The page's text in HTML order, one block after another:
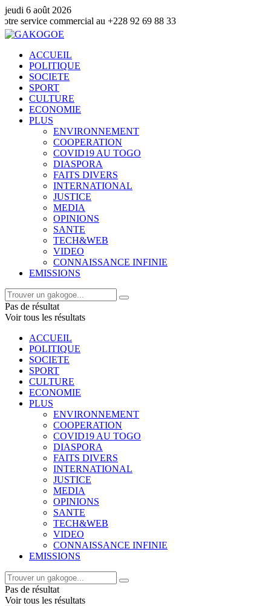
jeudi 6 août 2026
commercial au +228 92 69 88 33
ACCUEIL
POLITIQUE
SOCIETE
SPORT
CULTURE
ECONOMIE
PLUS
ENVIRONNEMENT
COOPERATION
COVID19 AU TOGO
DIASPORA
FAITS DIVERS
INTERNATIONAL
JUSTICE
MEDIA
OPINIONS
SANTE
TECH&WEB
VIDEO
CONNAISSANCE INFINIE
EMISSIONS
Pas de résultat
Voir tous les résultats
ACCUEIL
POLITIQUE
SOCIETE
SPORT
CULTURE
ECONOMIE
PLUS
ENVIRONNEMENT
COOPERATION
COVID19 AU TOGO
DIASPORA
FAITS DIVERS
INTERNATIONAL
JUSTICE
MEDIA
OPINIONS
SANTE
TECH&WEB
VIDEO
CONNAISSANCE INFINIE
EMISSIONS
Pas de résultat
Voir tous les résultats